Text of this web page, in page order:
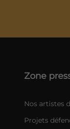
Zone
Nos artistes
Projets